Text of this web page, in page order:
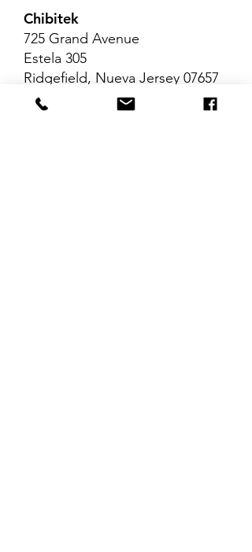
Chibitek
725 Grand Avenue
Estela 305
Ridgefield, Nueva Jersey 07657
Teléfono 888-585-6823